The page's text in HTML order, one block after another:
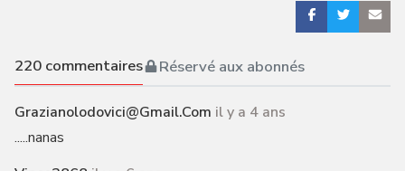
220commentaires Réservé aux abonnés
Grazianolodovici@gmail.com il y a 4 ans
.....nanas